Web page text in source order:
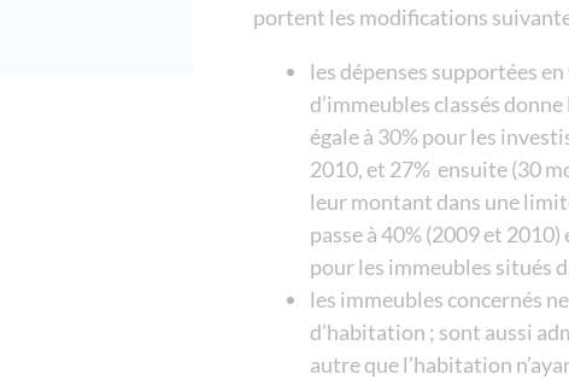
portent les modifications
les dépenses supportées
d’immeubles classés
égale à 30% pour les
2010, et 27% ensuite (30
leur montant dans une
passe à 40% (2009 et
pour les immeubles situés
les immeubles concernés
d’habitation ; sont aussi
autre que l’habitation